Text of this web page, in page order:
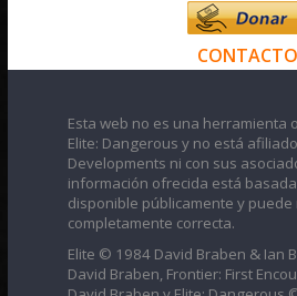
CONTACTO
Esta web no es una herramienta
Elite: Dangerous y no está
Developments ni con sus
información ofrecida está
disponible públicamente y puede
completamente correcta.
Elite © 1984 David Braben & Ian
David Braben, Frontier: First